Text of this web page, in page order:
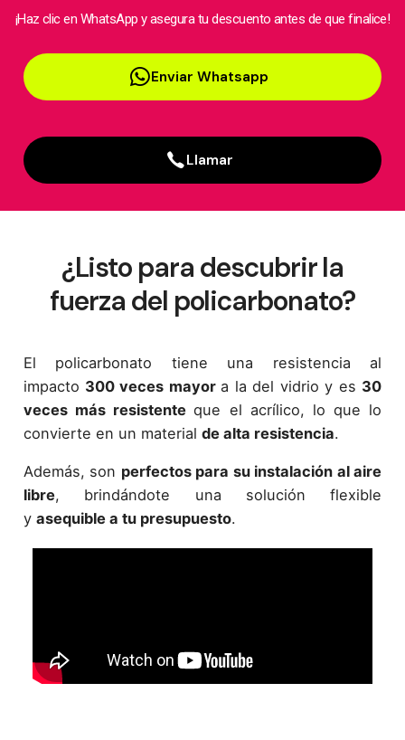
¡Haz clic en WhatsApp y asegura tu descuento antes de que finalice!
Enviar Whatsapp
Llamar
¿Listo para descubrir la
fuerza del policarbonato?
El policarbonato tiene una resistencia al
impacto 300 veces mayor a la del vidrio y es 30
veces más resistenteque el acrílico, lo que lo
convierte en un material de alta resistencia.
Además, son perfectos para su instalación al aire
libre, brindándote una solución flexible
y asequible a tu presupuesto.